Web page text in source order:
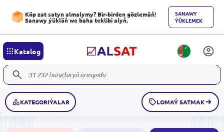
Köp zat satyn almalymy? Bir-birden gözlemäň!
Sanawy ýükläň we baha teklibi alyň.
SANAWY
ÝÜKLEMEK
Katalog
KATEGORIÝALAR LOMAÝ SATMAK